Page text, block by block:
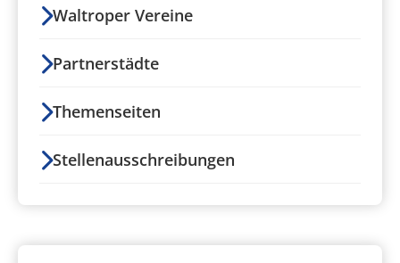
Waltroper Vereine
Partnerstädte
Themenseiten
Stellenausschreibungen